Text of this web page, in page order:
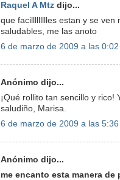
Raquel A Mtz dijo...
que facillllllllles estan y se
saludables, me las anoto
6 de marzo de 2009 a las 0:02
Anónimo dijo...
¡Qué rollito tan sencillo y rico!
saludiño, Marisa.
6 de marzo de 2009 a las 5:36
Anónimo dijo...
me encanto esta manera